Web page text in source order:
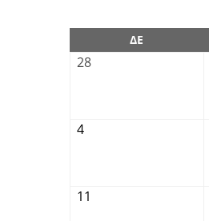
ΔΕ
28
4
11